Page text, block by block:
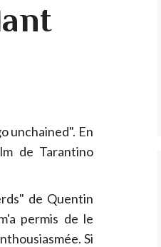
unchained". En
de Tarantino
de Quentin
permis de le
Si